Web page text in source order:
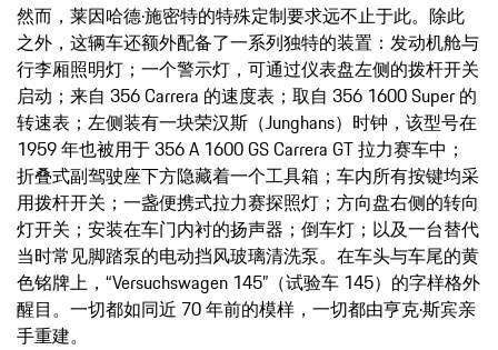
然而，莱因哈德·施密特的特殊定制要求远不止于此。除此
之外，这辆车还额外配备了一系列独特的装置：发动机舱与
行李厢照明灯；一个警示灯，可通过仪表盘左侧的拨杆开关
启动；来自 356 Carrera 的速度表；取自 356 1600 Super 的
转速表；左侧装有一块荣汉斯（Junghans）时钟，该型号在
1959 年也被用于 356 A 1600 GS Carrera GT 拉力赛车中；
折叠式副驾驶座下方隐藏着一个工具箱；车内所有按键均采
用拨杆开关；一盏便携式拉力赛探照灯；方向盘右侧的转向
灯开关；安装在车门内衬的扬声器；倒车灯；以及一台替代
当时常见脚踏泵的电动挡风玻璃清洗泵。在车头与车尾的黄
色铭牌上，“Versuchswagen 145”（试验车 145）的字样格外
醒目。一切都如同近 70 年前的模样，一切都由亨克·斯宾亲
手重建。